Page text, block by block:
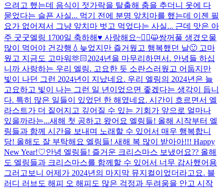
으려고 했는데 음식이 젓가락을 탈출해 춤을 추더니 옷에 다
묻었다는 슬픈 사실... 먹기 전에 분명 앞치마를 했는데 이젠 필
요가 없어져서 그냥 앞치마 벗고 먹었다는 사실... 근데 맛은 아
주 굿굿엘링 1700일 축하해♥ 사랑해요~🙇‍♂️😺쌍꺼풀 생겼오물
많이 먹어야 건강행💧 늦었지만 즐거웠고 행복했던 날🙂 고마
웠고 지금도 고마워🫶🏻2024년을 마무리하면서. 안녕들 하십
니까 사랑하는 우리 엘링. 고요한 듯 소란스러웠고 어둡지만
빛이 나던 그런 2024년이 지났네요. 우리 엘링의 2024년은 늘
고요하고 빛이 나는 그런 일 년이었으면 좋겠다는 생각이 듭니
다. 특히 많은 일들이 있었던 한 해였네요. 시간이 흐르면서 엘
라스트가 더 짙어지고 깊어질 수 있는 기회가 앞으로 얼마나
있을까라는...새해 첫 공하고 왔어요 엘링들! 올해 시작부터 엘
링들과 함께 시간을 보내며 노래할 수 있어서 매우 행복합니
당! 올해도 잘 부탁해요 엘링들! 새해 복 많이 받아아!!! Happy
New Year!♡안녕 엘링들! 즐거운 크리스마스 보냈어요?? 올해
도 엘링들과 크리스마스를 함께할 수 있어서 너무 감사했어용
그러고보니 어제가 2024년의 마지막 뮤지컬이었더라고요. 블
러디 러브도 해피 오 해피도 많은 걱정과 두려움을 안고 시작